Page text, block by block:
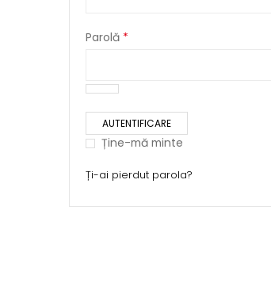
Parolă *
AUTENTIFICARE
Ține-mă minte
Ți-ai pierdut parola?